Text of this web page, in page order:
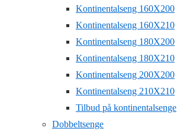
Kontinentalseng 160X200
Kontinentalseng 160X210
Kontinentalseng 180X200
Kontinentalseng 180X210
Kontinentalseng 200X200
Kontinentalseng 210X210
Tilbud på kontinentalsenge
Dobbeltsenge